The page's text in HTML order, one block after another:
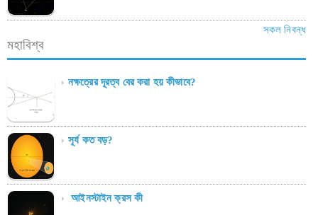
সকল নিবন্ধ
মহাবিশ্ব
নক্ষত্রের দূরত্ব বের করা হয় কীভাবে?
সূর্য কত বড়?
আইনস্টাইন ক্রস কী